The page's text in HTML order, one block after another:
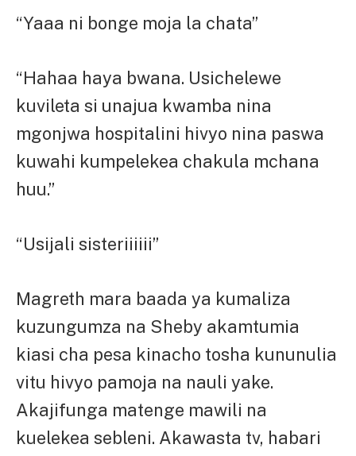
“Yaaa ni bonge moja la chata”
“Hahaa haya bwana. Usichelewe
kuvileta si unajua kwamba nina
mgonjwa hospitalini hivyo nina paswa
kuwahi kumpelekea chakula mchana
huu.”
“Usijali sisteriiiiii”
Magreth mara baada ya kumaliza
kuzungumza na Sheby akamtumia
kiasi cha pesa kinacho tosha kununulia
vitu hivyo pamoja na nauli yake.
Akajifunga matenge mawili na
kuelekea sebleni. Akawasta tv, habari